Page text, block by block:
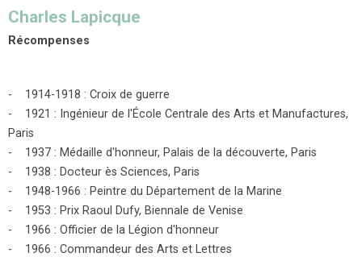
Charles Lapicque
Récompenses
- 1914-1918 : Croix de guerre
- 1921 : Ingénieur de l'École Centrale des Arts et Manufactures,
Paris
- 1937 : Médaille d'honneur, Palais de la découverte, Paris
- 1938 : Docteur ès Sciences, Paris
- 1948-1966 : Peintre du Département de la Marine
- 1953 : Prix Raoul Dufy, Biennale de Venise
- 1966 : Officier de la Légion d'honneur
- 1966 : Commandeur des Arts et Lettres